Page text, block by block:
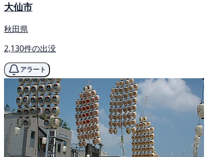
大仙市
秋田県
2,130件の出没
アラート